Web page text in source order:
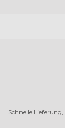
Schnelle